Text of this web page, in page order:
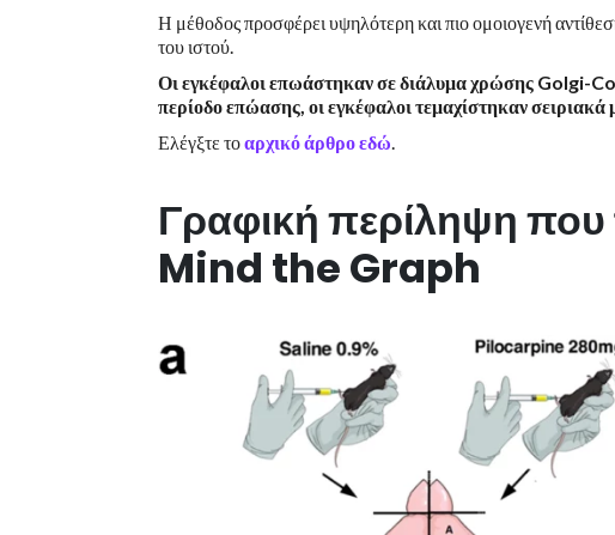
Η μέθοδος προσφέρει υψηλότερη και πιο ομοιογενή
του ιστού.
Οι εγκέφαλοι επωάστηκαν σε διάλυμα χρώσης Golgi-
περίοδο επώασης, οι εγκέφαλοι τεμαχίστηκαν σειριακά
Ελέγξτε τοαρχικό άρθρο εδώ.
Γραφική περίληψη που
Mind the Graph